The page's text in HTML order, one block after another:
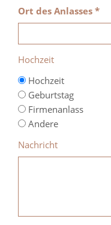
Ort des Anlasses *
Hochzeit
Hochzeit
Geburtstag
Firmenanlass
Andere
Nachricht